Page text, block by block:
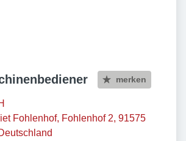
merken
Fohlenhof, Fohlenhof 2, 91575